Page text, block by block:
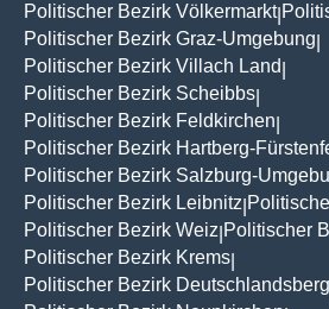
Politischer Bezirk Völkermarkt|
Politischer Bezirk Graz-Umgebung
Politischer Bezirk Villach Land
Politischer Bezirk Scheibbs
Politischer Bezirk Feldkirchen
Politischer Bezirk Hartberg-
Politischer Bezirk Salzburg-
Politischer Bezirk Leibnitz
Politischer Bezirk Weiz Politischer
Politischer Bezirk Krems
Politischer Bezirk Deutschlandsberg